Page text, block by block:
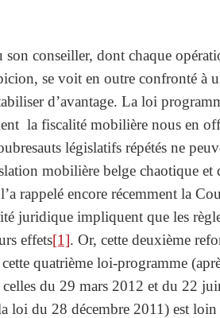
conseiller, dont chaque
se voit en outre confronté à
d’avantage. La loi
la fiscalité mobilière nous en
législatifs répétés ne
mobilière belge chaotique et
rappelé encore récemment la
juridique impliquent que les
effets[1]. Or, cette deuxième
quatrième loi-programme
celles du 29 mars 2012 et du 22
loi du 28 décembre 2011) est